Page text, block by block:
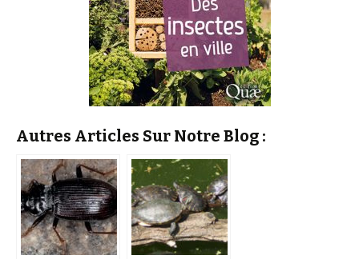
Autres Articles Sur Notre Blog :